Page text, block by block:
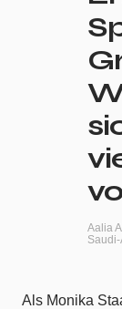
Aalia
Als Monika